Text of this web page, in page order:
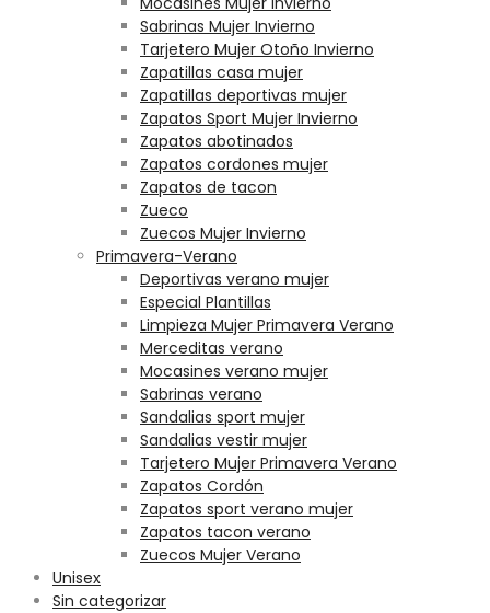
Sabrinas Mujer Invierno
Tarjetero Mujer Otoño Invierno
Zapatillas casa mujer
Zapatillas deportivas mujer
Zapatos Sport Mujer Invierno
Zapatos abotinados
Zapatos cordones mujer
Zapatos de tacon
Zueco
Zuecos Mujer Invierno
Primavera-Verano
Deportivas verano mujer
Especial Plantillas
Limpieza Mujer Primavera Verano
Merceditas verano
Mocasines verano mujer
Sabrinas verano
Sandalias sport mujer
Sandalias vestir mujer
Tarjetero Mujer Primavera Verano
Zapatos Cordón
Zapatos sport verano mujer
Zapatos tacon verano
Zuecos Mujer Verano
Unisex
Sin categorizar